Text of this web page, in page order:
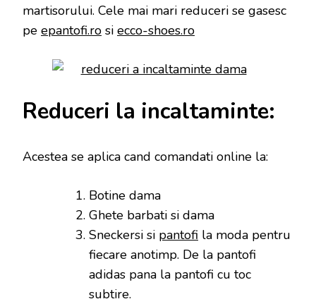
martisorului. Cele mai mari reduceri se gasesc
pe epantofi.ro si ecco-shoes.ro
Reduceri la incaltaminte:
Acestea se aplica cand comandati online la:
Botine dama
Ghete barbati si dama
Sneckersi si pantofi la moda pentru
fiecare anotimp. De la pantofi
adidas pana la pantofi cu toc
subtire.